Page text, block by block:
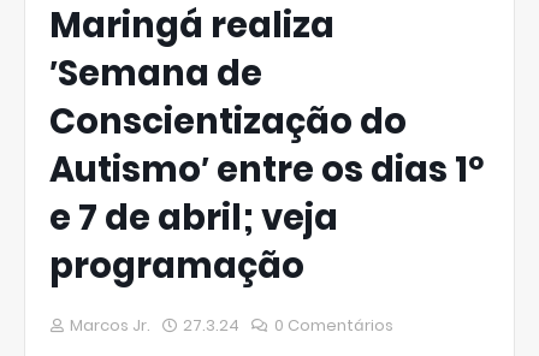
Maringá realiza
′Semana de
Conscientização do
Autismo′ entre os dias 1º
e 7 de abril; veja
programação
Marcos Jr. 27.3.24 0 Comentários